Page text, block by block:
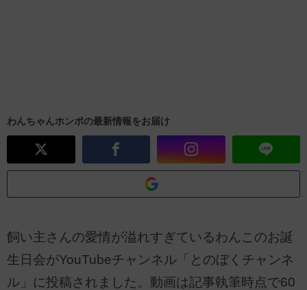
わんちゃんホンポの最新情報をお届け
飼い主さんの愛情が溢れすぎているわんこのお誕
生日会がYouTubeチャンネル「とのぼくチャンネ
ル」に投稿されました。動画は記事執筆時点で60